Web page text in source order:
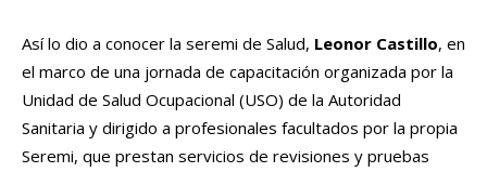
Así lo dio a conocer la seremi de Salud, Leonor Castillo, en
el marco de una jornada de capacitación organizada por la
Unidad de Salud Ocupacional (USO) de la Autoridad
Sanitaria y dirigido a profesionales facultados por la propia
Seremi, que prestan servicios de revisiones y pruebas